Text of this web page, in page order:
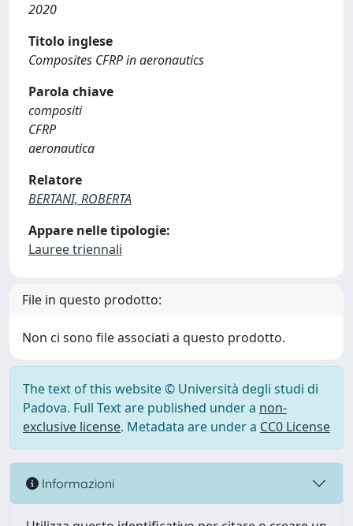
2020
Titolo inglese
Composites CFRP in aeronautics
Parola chiave
compositi
CFRP
aeronautica
Relatore
BERTANI, ROBERTA
Appare nelle tipologie:
Lauree triennali
File in questo prodotto:
Non ci sono file associati a questo prodotto.
The text of this website © Università degli studi di
Padova. Full Text are published under a non-
exclusive license. Metadata are under a CC0 License
Informazioni